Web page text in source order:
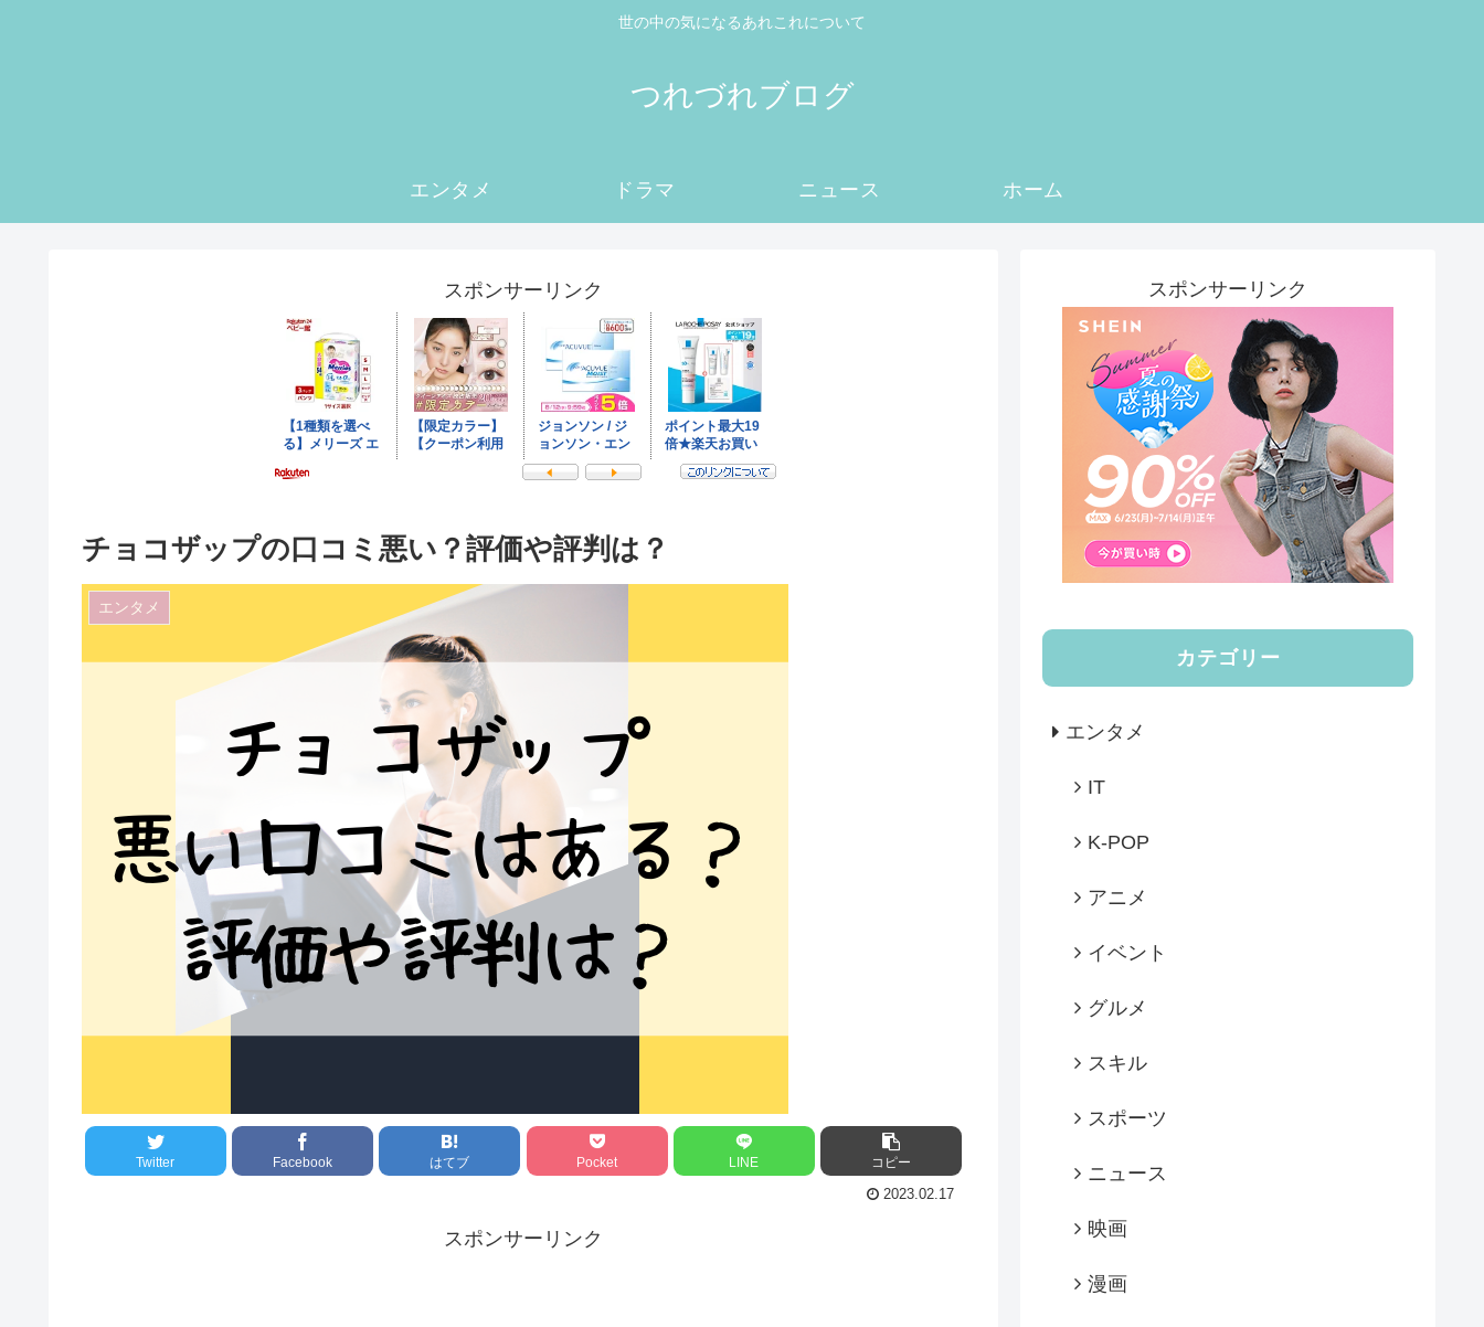
世の中の気になるあれこれについて
つれづれブログ
エンタメ ドラマ ニュース ホーム
スポンサーリンク
チョコザップの口コミ悪い？評価や評判は？
エンタメ
Twitter Facebook はてブ Pocket LINE コピー
2023.02.17
スポンサーリンク
スポンサーリンク
カテゴリー
エンタメ
IT
K-POP
アニメ
イベント
グルメ
スキル
スポーツ
ニュース
映画
漫画